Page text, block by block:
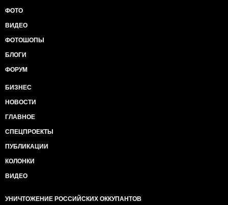
ФОТО
ВИДЕО
ФОТОШОПЫ
БЛОГИ
ФОРУМ
БИЗНЕС
НОВОСТИ
ГЛАВНОЕ
СПЕЦПРОЕКТЫ
ПУБЛИКАЦИИ
КОЛОНКИ
ВИДЕО
УНИЧТОЖЕНИЕ РОССИЙСКИХ ОККУПАНТОВ